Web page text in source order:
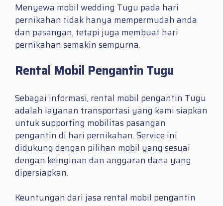
Menyewa mobil wedding Tugu pada hari
pernikahan tidak hanya mempermudah anda
dan pasangan, tetapi juga membuat hari
pernikahan semakin sempurna.
Rental Mobil Pengantin Tugu
Sebagai informasi, rental mobil pengantin Tugu
adalah layanan transportasi yang kami siapkan
untuk supporting mobilitas pasangan
pengantin di hari pernikahan. Service ini
didukung dengan pilihan mobil yang sesuai
dengan keinginan dan anggaran dana yang
dipersiapkan.
Keuntungan dari jasa rental mobil pengantin